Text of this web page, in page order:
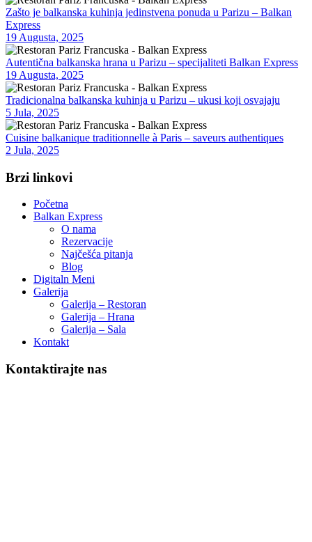
Zašto je balkanska kuhinja jedinstvena ponuda u Parizu – Balkan
Express
19 Augusta, 2025
Autentična balkanska hrana u Parizu – specijaliteti Balkan Express
19 Augusta, 2025
Tradicionalna balkanska kuhinja u Parizu – ukusi koji osvajaju
5 Jula, 2025
Cuisine balkanique traditionnelle à Paris – saveurs authentiques
2 Jula, 2025
Brzi linkovi
Početna
Balkan Express
O nama
Rezervacije
Najčešća pitanja
Blog
Digitaln Meni
Galerija
Galerija – Restoran
Galerija – Hrana
Galerija – Sala
Kontakt
Kontaktirajte nas